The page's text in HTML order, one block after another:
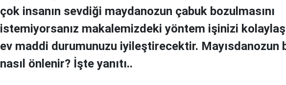
çok insanın sevdiği maydanozun çabuk bozulmasını
istemiyorsanız makalemizdeki yöntem işinizi
ev maddi durumunuzu iyileştirecektir. Mayısdanozun
nasıl önlenir? İşte yanıtı..